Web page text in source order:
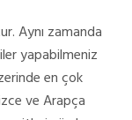
Aynı zamanda
yapabilmeniz
en çok
ve Arapça